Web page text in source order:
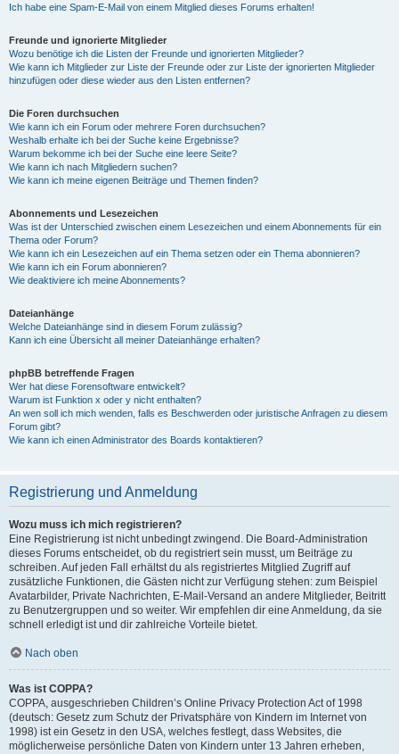
Ich habe eine Spam-E-Mail von einem Mitglied dieses Forums erhalten!
Freunde und ignorierte Mitglieder
Wozu benötige ich die Listen der Freunde und ignorierten Mitglieder?
Wie kann ich Mitglieder zur Liste der Freunde oder zur Liste der ignorierten Mitglieder
hinzufügen oder diese wieder aus den Listen entfernen?
Die Foren durchsuchen
Wie kann ich ein Forum oder mehrere Foren durchsuchen?
Weshalb erhalte ich bei der Suche keine Ergebnisse?
Warum bekomme ich bei der Suche eine leere Seite?
Wie kann ich nach Mitgliedern suchen?
Wie kann ich meine eigenen Beiträge und Themen finden?
Abonnements und Lesezeichen
Was ist der Unterschied zwischen einem Lesezeichen und einem Abonnements für ein
Thema oder Forum?
Wie kann ich ein Lesezeichen auf ein Thema setzen oder ein Thema abonnieren?
Wie kann ich ein Forum abonnieren?
Wie deaktiviere ich meine Abonnements?
Dateianhänge
Welche Dateianhänge sind in diesem Forum zulässig?
Kann ich eine Übersicht all meiner Dateianhänge erhalten?
phpBB betreffende Fragen
Wer hat diese Forensoftware entwickelt?
Warum ist Funktion x oder y nicht enthalten?
An wen soll ich mich wenden, falls es Beschwerden oder juristische Anfragen zu diesem
Forum gibt?
Wie kann ich einen Administrator des Boards kontaktieren?
Registrierung und Anmeldung
Wozu muss ich mich registrieren?
Eine Registrierung ist nicht unbedingt zwingend. Die Board-Administration
dieses Forums entscheidet, ob du registriert sein musst, um Beiträge zu
schreiben. Auf jeden Fall erhältst du als registriertes Mitglied Zugriff auf
zusätzliche Funktionen, die Gästen nicht zur Verfügung stehen: zum Beispiel
Avatarbilder, Private Nachrichten, E-Mail-Versand an andere Mitglieder, Beitritt
zu Benutzergruppen und so weiter. Wir empfehlen dir eine Anmeldung, da sie
schnell erledigt ist und dir zahlreiche Vorteile bietet.
Nach oben
Was ist COPPA?
COPPA, ausgeschrieben Children’s Online Privacy Protection Act of 1998
(deutsch: Gesetz zum Schutz der Privatsphäre von Kindern im Internet von
1998) ist ein Gesetz in den USA, welches festlegt, dass Websites, die
möglicherweise persönliche Daten von Kindern unter 13 Jahren erheben,